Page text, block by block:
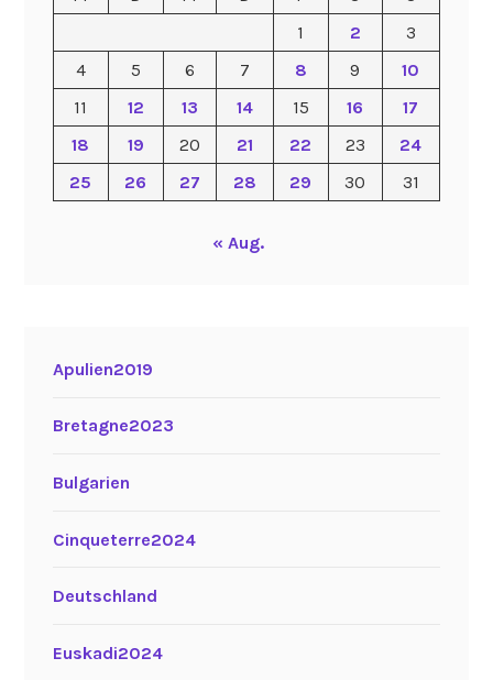
1
2
3
4
5 6 7 8 9
10
11
12 13 14 15 16
17
18
19 20 21 22 23
24
25
26 27 28 29 30 31
« Aug.
Apulien2019
Bretagne2023
Bulgarien
Cinqueterre2024
Deutschland
Euskadi2024